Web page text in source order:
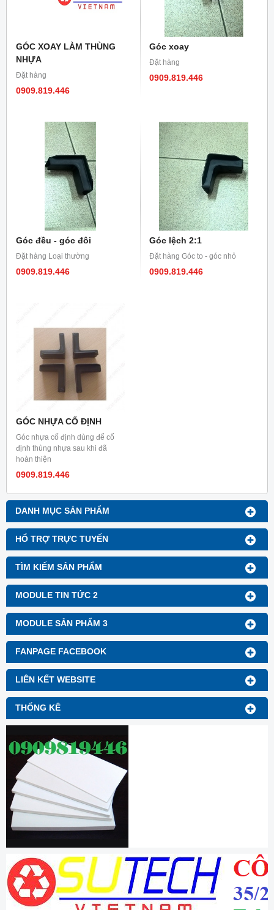
DANH MỤC SẢN PHẨM
HỔ TRỢ TRỰC TUYẾN
TÌM KIẾM SẢN PHẨM
MODULE TIN TỨC 2
MODULE SẢN PHẨM 3
FANPAGE FACEBOOK
LIÊN KẾT WEBSITE
THỐNG KÊ
GÓC XOAY LÀM THÙNG
NHỰA
Đặt hàng
0909.819.446
Góc xoay
Đặt hàng
0909.819.446
Góc đều - góc đôi
Đặt hàng Loại thường
0909.819.446
Góc lệch 2:1
Đặt hàng Góc to - góc nhỏ
0909.819.446
GÓC NHỰA CỐ ĐỊNH
Góc nhựa cố định dùng để cố
định thùng nhựa sau khi đã
hoàn thiện
0909.819.446